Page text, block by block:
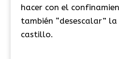
hacer con el
también “desescalar”
castillo.